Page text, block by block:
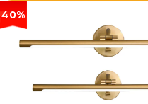
40%